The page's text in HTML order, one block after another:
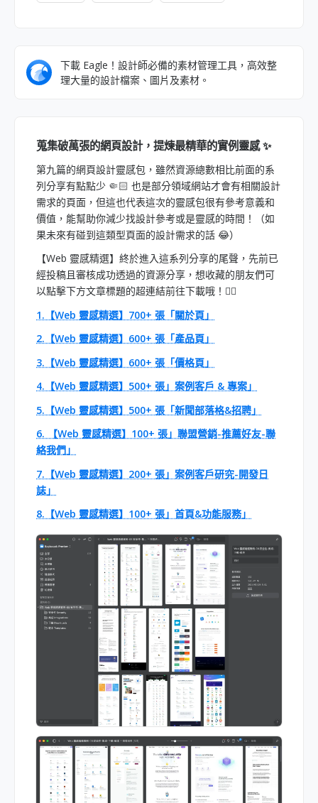
下載 Eagle！設計師必備的素材管理工具，高效整
理大量的設計檔案、圖片及素材。
蒐集破萬張的網頁設計，提煉最精華的實例靈感 ✨
第九篇的網頁設計靈感包，雖然資源總數相比前面的系
列分享有點點少 🤏🏻 也是部分領域網站才會有相關設計
需求的頁面，但這也代表這次的靈感包很有參考意義和
價值，能幫助你減少找設計參考或是靈感的時間！（如
果未來有碰到這類型頁面的設計需求的話 😂）
【Web 靈感精選】終於進入這系列分享的尾聲，先前已
經投稿且審核成功透過的資源分享，想收藏的朋友們可
以點擊下方文章標題的超連結前往下載哦！👇🏻
1.【Web 靈感精選】700+ 張「關於頁」
2.【Web 靈感精選】600+ 張「產品頁」
3.【Web 靈感精選】600+ 張「價格頁」
4.【Web 靈感精選】500+ 張」案例客戶 & 專案」
5.【Web 靈感精選】500+ 張「新聞部落格&招聘」
6. 【Web 靈感精選】100+ 張」聯盟營銷-推薦好友-聯
絡我們」
7.【Web 靈感精選】200+ 張」案例客戶研究-開發日
誌」
8.【Web 靈感精選】100+ 張」首頁&功能服務」